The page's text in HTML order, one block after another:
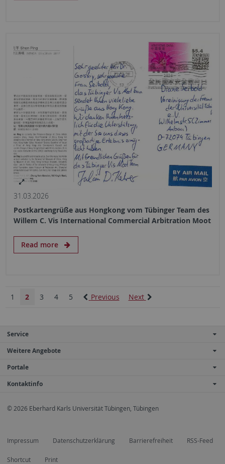
31.03.2026
Postkartengrüße aus Hongkong vom Tübinger Team des
Willem C. Vis International Commercial Arbitration Moot
Read more
Previous
1 2 3 4 5 Next
Service
Weitere Angebote
Portale
Kontaktinfo
© 2026 Eberhard Karls Universität Tübingen, Tübingen
Impressum Datenschutzerklärung Barrierefreiheit RSS-Feed
Shortcut Print